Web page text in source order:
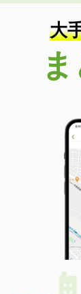
静岡県磐田市
静岡県磐田市
静岡県磐田市
大